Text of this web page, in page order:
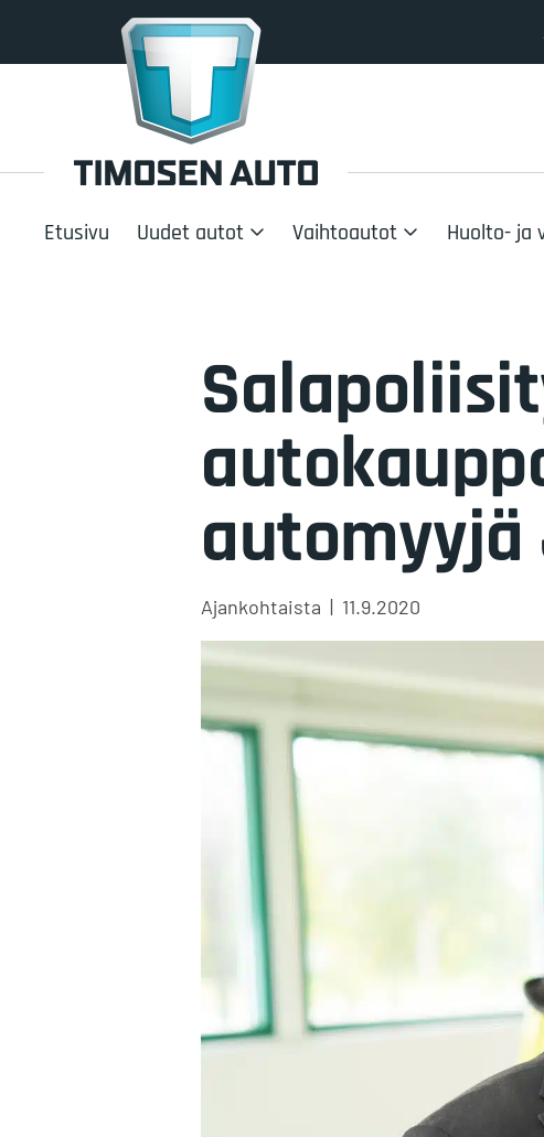
Etusivu Uudet autot Vaihtoautot Huolto- ja
automyyjä
Kategoriat
Ajankohtaista Julkaistu
11.9.2020